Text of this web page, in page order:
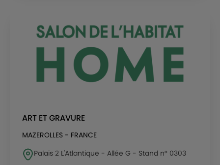
ART ET GRAVURE
MAZEROLLES - FRANCE
Palais 2 L'Atlantique - Allée G - Stand n° 0303